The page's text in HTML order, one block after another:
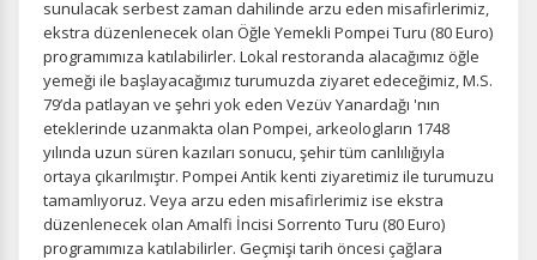
sunulacak serbest zaman dahilinde arzu eden misafirlerimiz,
ekstra düzenlenecek olan Öğle Yemekli Pompei Turu (80 Euro)
programımıza katılabilirler. Lokal restoranda alacağımız öğle
yemeği ile başlayacağımız turumuzda ziyaret edeceğimiz, M.S.
79’da patlayan ve şehri yok eden Vezüv Yanardağı 'nın
eteklerinde uzanmakta olan Pompei, arkeologların 1748
yılında uzun süren kazıları sonucu, şehir tüm canlılığıyla
ortaya çıkarılmıştır. Pompei Antik kenti ziyaretimiz ile turumuzu
tamamlıyoruz. Veya arzu eden misafirlerimiz ise ekstra
düzenlenecek olan Amalfi İncisi Sorrento Turu (80 Euro)
programımıza katılabilirler. Geçmişi tarih öncesi çağlara